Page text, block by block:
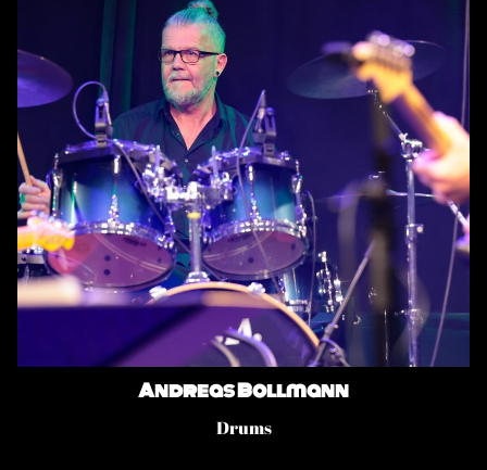
Andreas Bollmann
Drums